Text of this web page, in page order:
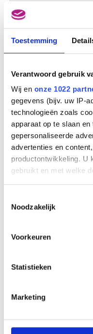
Toestemming
Verantwoord gebruik
Wij en onze 1022
gegevens (bijv. uw IP-
technologieën zoals
apparaat op te slaan
gepersonaliseerde
advertenties en
productontwikkeling. U
gebruikt en met welke
Informatie
locatie, die tot een
scannen op
U kunt uw
We gebruiken cookies
personaliseren, om
en om ons
Noodzakelijk
Voorkeuren
Statistieken
Marketing
Ontwerp voor affiche : Reizen
William Degouve de Nuncques
William Degouve de Nuncques